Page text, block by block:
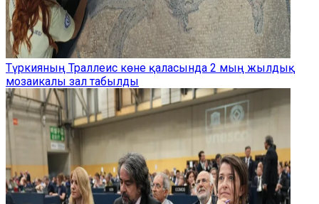
Түркияның Траллеис көне қаласында 2 мың жылдық
мозаикалы зал табылды